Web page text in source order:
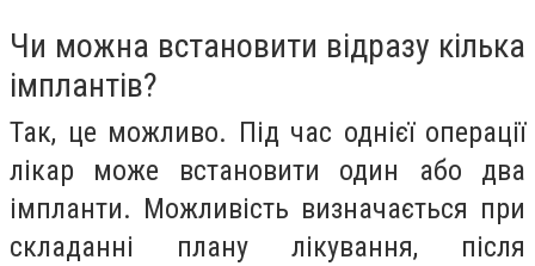
Чи можна встановити відразу кілька
імплантів?
Так, це можливо. Під час однієї операції
лікар може встановити один або два
імпланти. Можливість визначається при
складанні плану лікування, після